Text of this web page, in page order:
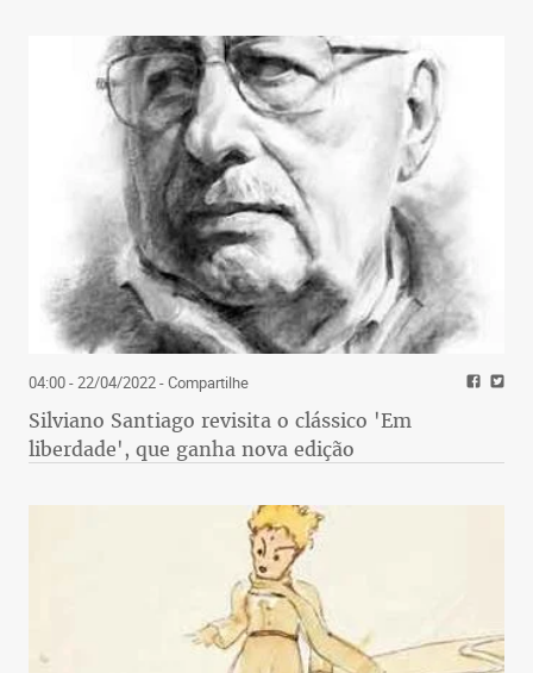
04:00 - 22/04/2022- Compartilhe
Silviano Santiago revisita o clássico 'Em
liberdade', que ganha nova edição